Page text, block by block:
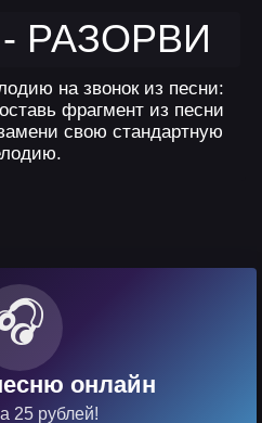
- РАЗОРВИ
на звонок из песни:
фрагмент из песни
свою стандартную
онлайн
25 рублей!